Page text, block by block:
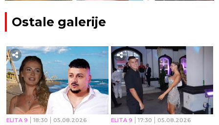
Ostale galerije
ELITA 9 18:30 05.08.2026 ELITA 9 17:30 05.08.2026